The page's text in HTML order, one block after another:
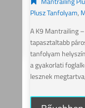
Tanfolyam
tanfolyamon kezdő és
részt vehetnek. A
foglalkozások online,
és környékén